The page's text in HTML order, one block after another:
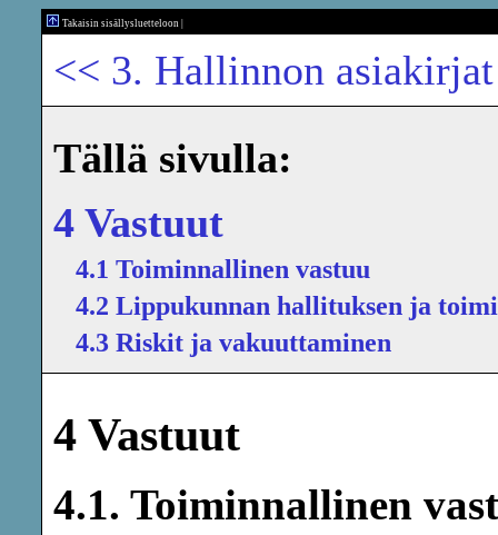
Takaisin sisällysluetteloon
<< 3. Hallinnon asiakirjat
Tällä sivulla:
4 Vastuut
4.1 Toiminnallinen vastuu
4.2 Lippukunnan hallituksen ja
4.3 Riskit ja vakuuttaminen
4 Vastuut
4.1. Toiminnallinen